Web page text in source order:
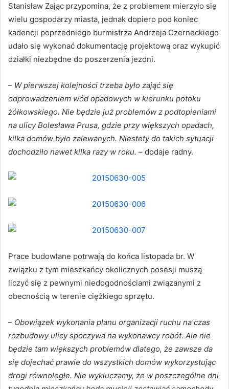
Stanisław Zając przypomina, że z problemem mierzyło się
wielu gospodarzy miasta, jednak dopiero pod koniec
kadencji poprzedniego burmistrza Andrzeja Czerneckiego
udało się wykonać dokumentację projektową oraz wykupić
działki niezbędne do poszerzenia jezdni.
– W pierwszej kolejności trzeba było zająć się
odprowadzeniem wód opadowych w kierunku potoku
żółkowskiego. Nie będzie już problemów z podtopieniami
na ulicy Bolesława Prusa, gdzie przy większych opadach,
kilka domów było zalewanych. Niestety do takich sytuacji
dochodziło nawet kilka razy w roku. – dodaje radny.
Prace budowlane potrwają do końca listopada br. W
związku z tym mieszkańcy okolicznych posesji muszą
liczyć się z pewnymi niedogodnościami związanymi z
obecnością w terenie ciężkiego sprzętu.
– Obowiązek wykonania planu organizacji ruchu na czas
rozbudowy ulicy spoczywa na wykonawcy robót. Ale nie
będzie tam większych problemów dlatego, że zawsze da
się dojechać prawie do wszystkich domów wykorzystując
drogi równoległe. Nie wykluczamy, że w poszczególne dni